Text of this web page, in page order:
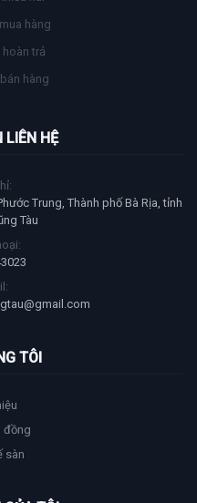
HÀNG
nai
hàng
hàng
HỆ
Trung, Thành phố Bà Rịa, tỉnh
TÔI